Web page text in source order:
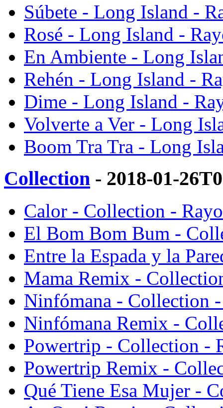
Súbete - Long Island -
Rosé - Long Island -
En Ambiente - Long
Rehén - Long Island -
Dime - Long Island -
Volverte a Ver - Long
Boom Tra Tra - Long
Collection - 2018-01-
Calor - Collection -
El Bom Bom Bum -
Entre la Espada y la
Mama Remix -
Ninfómana - Collection
Ninfómana Remix -
Powertrip - Collection -
Powertrip Remix -
Qué Tiene Esa Mujer -